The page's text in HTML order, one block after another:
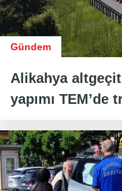
Gündem
Alikahya
yapımı TEM’de